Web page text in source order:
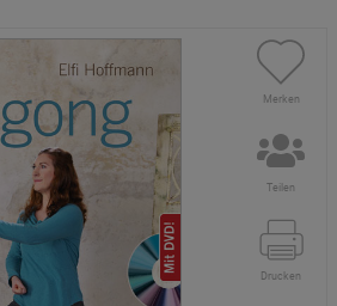
Merken
Teilen
Drucken